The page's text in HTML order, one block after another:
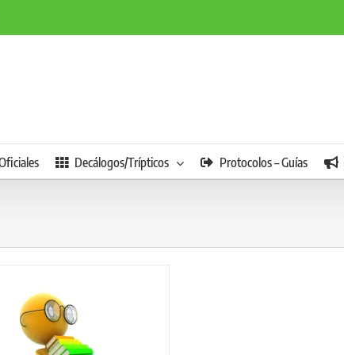
Decálogos/Trípticos Protocolos – Guías
Bibliografía